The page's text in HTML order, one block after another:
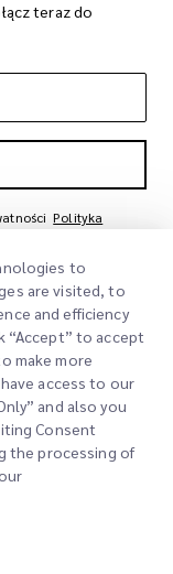
teraz do
Polityka
to
are visited, to
and efficiency
“Accept” to accept
make more
access to our
and also you
Consent
the processing of